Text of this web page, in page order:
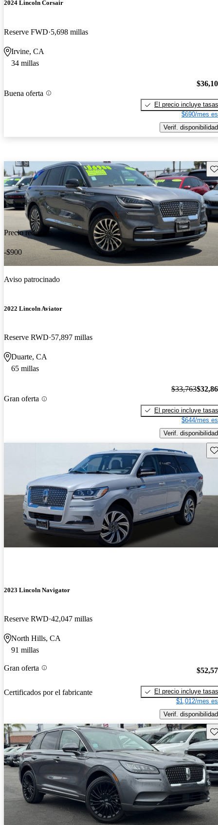
2024 Lincoln Corsair
Reserve FWD 5,698 millas
Irvine, CA
34 millas
Buena oferta
El precio incluye tasas
$690/mes
Verif. disponibilidad
Precio reducido
-$900
Aviso patrocinado
2022 Lincoln Aviator
Reserve RWD 57,897 millas
Duarte, CA
65 millas
Gran oferta
$33,763
El precio incluye tasas
$644/mes
Verif. disponibilidad
2023 Lincoln Navigator
Reserve RWD 42,047 millas
North Hills, CA
91 millas
Gran oferta
Certificados por el fabricante
El precio incluye tasas
$1,012/mes
Verif. disponibilidad